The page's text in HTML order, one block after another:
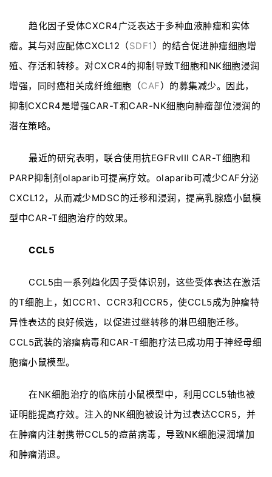
趋化因子受体CXCR4广泛表达于多种血液肿瘤和实体
瘤。其与对应配体CXCL12（SDF1 ）的结合促进肿瘤细胞增
殖、存活和转移。对CXCR4的抑制导致T细胞和NK细胞浸润
增强，同时癌相关成纤维细胞（CAF）的募集减少。因此，
抑制CXCR4是增强CAR-T和CAR-NK细胞向肿瘤部位浸润的
潜在策略。
最近的研究表明，联合使用抗EGFRvIII CAR-T细胞和
PARP抑制剂olaparib可提高疗效。olaparib可减少CAF分泌
CXCL12，从而减少MDSC的迁移和浸润，提高乳腺癌小鼠模
型中CAR-T细胞治疗的效果。
CCL5
CCL5由一系列趋化因子受体识别，这些受体表达在激活
的T细胞上，如CCR1、CCR3和CCR5，使CCL5成为肿瘤特
异性表达的良好候选，以促进过继转移的淋巴细胞迁移。
CCL5武装的溶瘤病毒和CAR-T细胞疗法已成功用于神经母细
胞瘤小鼠模型。
在NK细胞治疗的临床前小鼠模型中，利用CCL5轴也被
证明能提高疗效。注入的NK细胞被设计为过表达CCR5，并
在肿瘤内注射携带CCL5的痘苗病毒，导致NK细胞浸润增加
和肿瘤消退。